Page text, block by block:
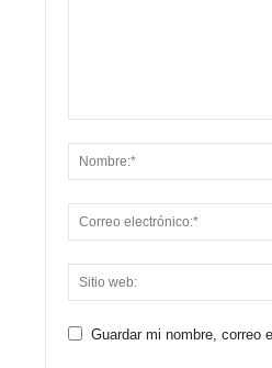
Guardar mi nombre, correo